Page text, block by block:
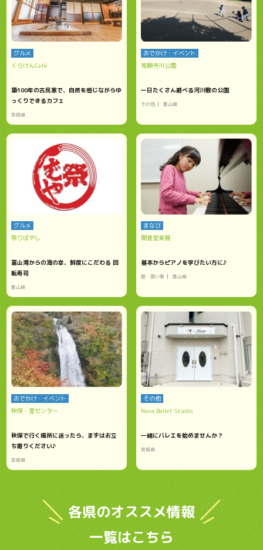
グルメ
くらけんCafe
築100年の古民家で、自然を感じながらゆ
っくりできるカフェ
宮城県
おでかけ・イベント
常願寺川公園
一日たくさん遊べる河川敷の公園
その他 富山県
グルメ
祭りばやし
富山湾からの海の幸、鮮度にこだわる 回
転寿司
富山県
まなび
開進堂楽器
基本からピアノを学びたい方に♪
塾・習い事 富山県
おでかけ・イベント
秋保・里センター
秋保で行く場所に迷ったら、まずはお立
ち寄りください♪
宮城県
その他
Nana Ballet Studio
一緒にバレエを始めませんか？
宮城県
各県のオススメ情報
一覧はこちら